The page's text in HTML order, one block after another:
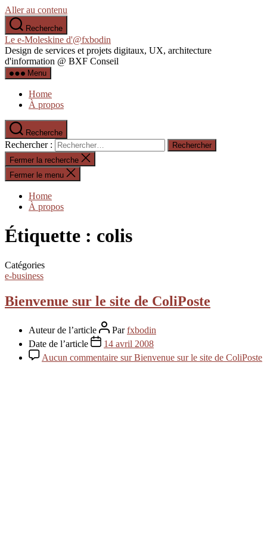
Aller au contenu
Recherche
Le e-Moleskine d'@fxbodin
Design de services et projets digitaux, UX, architecture
d'information @ BXF Conseil
Menu
Home
À propos
Recherche
Rechercher :
Fermer la recherche
Fermer le menu
Home
À propos
Étiquette : colis
Catégories
e-business
Bienvenue sur le site de ColiPoste
Auteur de l’article Parfxbodin
Date de l’article
14 avril 2008
Aucun commentaire sur Bienvenue sur le site de ColiPoste